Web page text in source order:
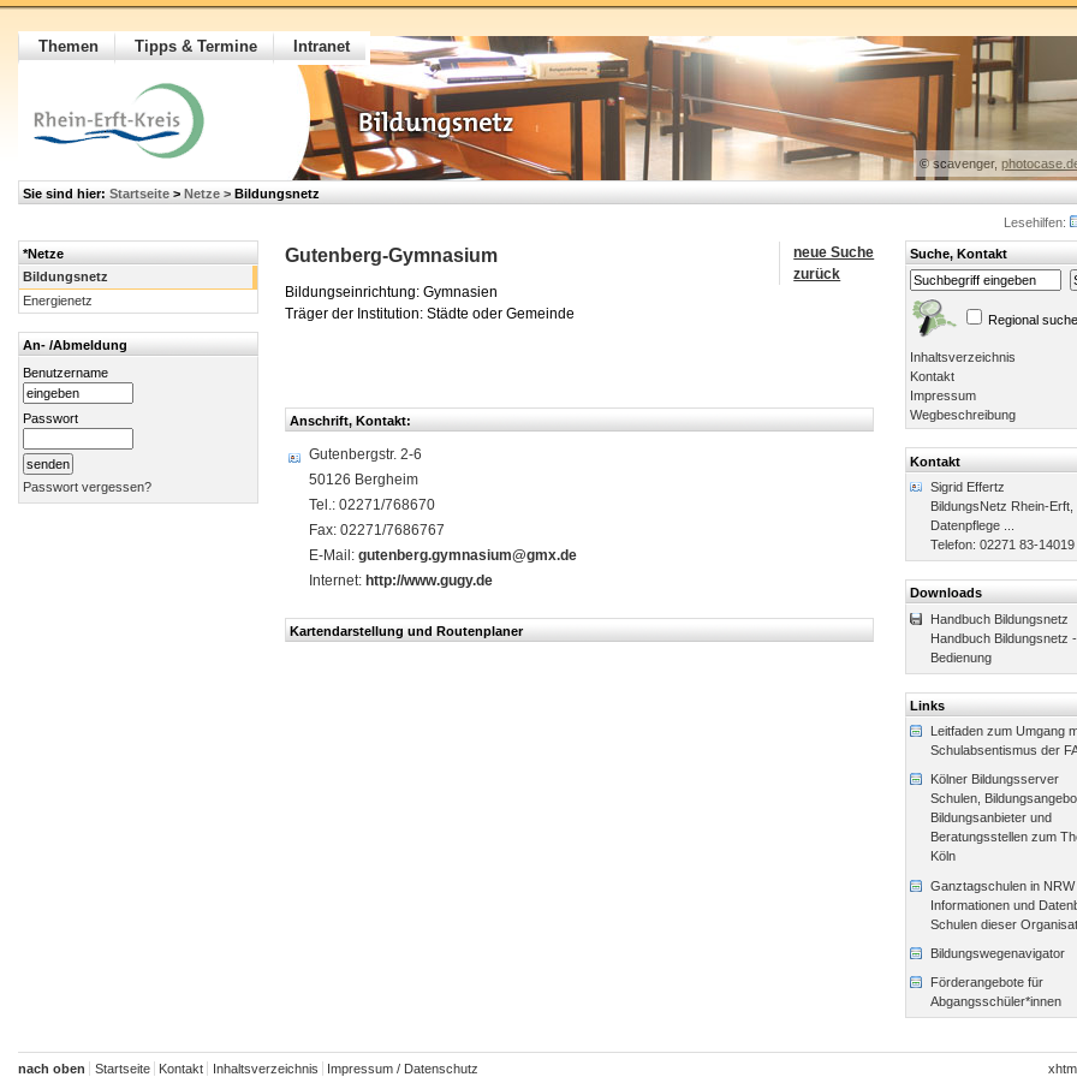
Themen Tipps & Termine Intranet
© scavenger,
Sie sind hier:Startseite > Netze > Bildungsnetz
Lesehilfen:
neue Suche
zurück
Gutenberg-Gymnasium
Bildungseinrichtung: Gymnasien
Träger der Institution: Städte oder Gemeinde
Anschrift, Kontakt:
Gutenbergstr. 2-6
50126 Bergheim
Tel.: 02271/768670
Fax: 02271/7686767
E-Mail: gutenberg.gymnasium@gmx.de
Internet: http://www.gugy.de
Kartendarstellung und Routenplaner
*Netze
Bildungsnetz
Energienetz
An- /Abmeldung
Benutzername
Passwort
Passwort vergessen?
Suche, Kontakt
Regional
Inhaltsverzeichnis
Kontakt
Impressum
Wegbeschreibung
Kontakt
Sigrid Effertz
BildungsNetz Rhein-Erft,
Datenpflege ...
Telefon: 02271 83-14019
Downloads
Handbuch Bildungsnetz
Handbuch Bildungsnetz -
Bedienung
Links
Leitfaden zum Umgang
Schulabsentismus der
Kölner Bildungsserver
Schulen,
Bildungsanbieter und
Beratungsstellen zum
Köln
Ganztagschulen in NRW
Informationen und
Schulen dieser
Bildungswegenavigator
Förderangebote für
Abgangsschüler*innen
nach oben Startseite Kontakt Inhaltsverzeichnis Impressum / Datenschutz